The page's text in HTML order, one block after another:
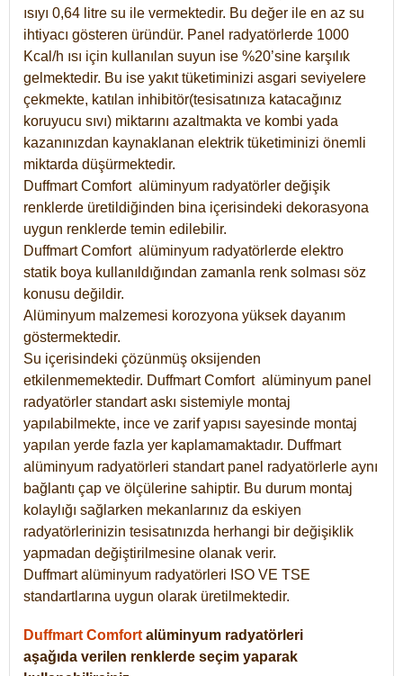
ısıyı 0,64 litre su ile vermektedir. Bu değer ile en az su
ihtiyacı gösteren üründür. Panel radyatörlerde 1000
Kcal/h ısı için kullanılan suyun ise %20’sine karşılık
gelmektedir. Bu ise yakıt tüketiminizi asgari seviyelere
çekmekte, katılan inhibitör(tesisatınıza katacağınız
koruyucu sıvı) miktarını azaltmakta ve kombi yada
kazanınızdan kaynaklanan elektrik tüketiminizi önemli
miktarda düşürmektedir.
Duffmart Comfort alüminyum radyatörler değişik
renklerde üretildiğinden bina içerisindeki dekorasyona
uygun renklerde temin edilebilir.
DuffmartComfort alüminyum radyatörlerde elektro
statik boya kullanıldığından zamanla renk solması söz
konusu değildir.
Alüminyum malzemesi korozyona yüksek dayanım
göstermektedir.
Su içerisindeki çözünmüş oksijenden
etkilenmemektedir. DuffmartComfort alüminyum panel
radyatörler standart askı sistemiyle montaj
yapılabilmekte, ince ve zarif yapısı sayesinde montaj
yapılan yerde fazla yer kaplamamaktadır. Duffmart
alüminyum radyatörleri standart panel radyatörlerle aynı
bağlantı çap ve ölçülerine sahiptir. Bu durum montaj
kolaylığı sağlarken mekanlarınız da eskiyen
radyatörlerinizin tesisatınızda herhangi bir değişiklik
yapmadan değiştirilmesine olanak verir.
Duffmart alüminyum radyatörleri ISO VE TSE
standartlarına uygun olarak üretilmektedir.
Duffmart Comfort alüminyum radyatörleri
aşağıda verilen renklerde seçim yaparak